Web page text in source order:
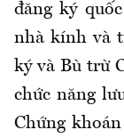
đăng ký
nhà kính và
ký và Bù trừ
chức năng
Chứng